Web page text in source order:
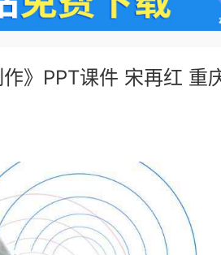
》PPT课件 宋再红 重